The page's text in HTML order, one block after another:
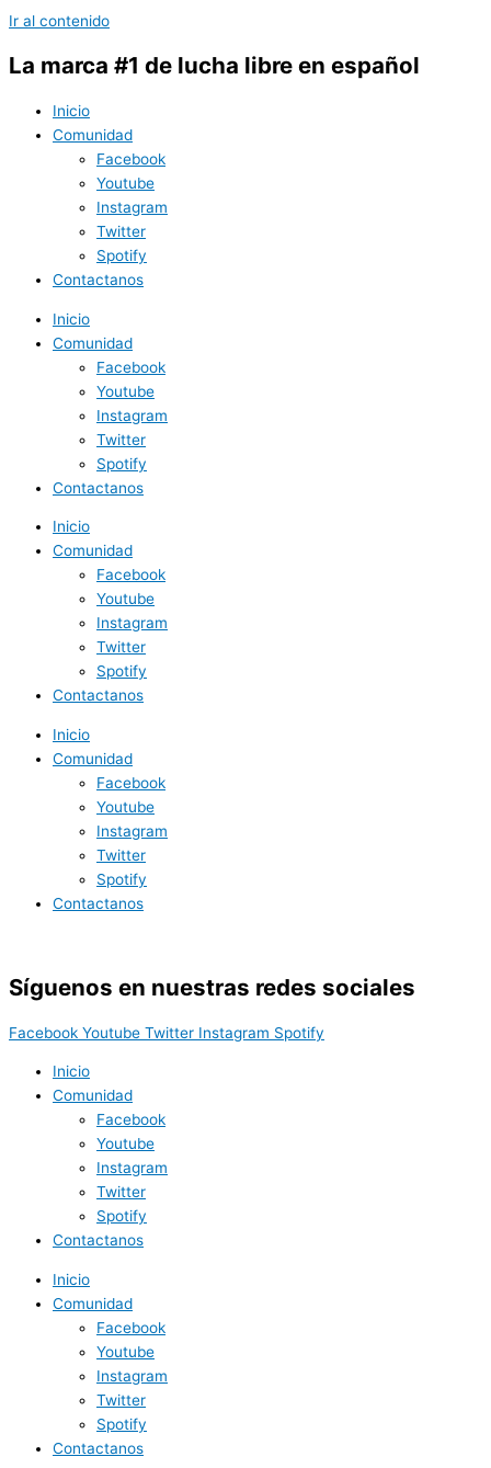
Ir al contenido
La marca #1 de lucha libre en español
Inicio
Comunidad
Facebook
Youtube
Instagram
Twitter
Spotify
Contactanos
Inicio
Comunidad
Facebook
Youtube
Instagram
Twitter
Spotify
Contactanos
Inicio
Comunidad
Facebook
Youtube
Instagram
Twitter
Spotify
Contactanos
Inicio
Comunidad
Facebook
Youtube
Instagram
Twitter
Spotify
Contactanos
Síguenos en nuestras redes sociales
Facebook Youtube Twitter Instagram Spotify
Inicio
Comunidad
Facebook
Youtube
Instagram
Twitter
Spotify
Contactanos
Inicio
Comunidad
Facebook
Youtube
Instagram
Twitter
Spotify
Contactanos